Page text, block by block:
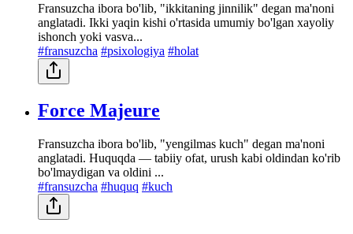
Fransuzcha ibora bo'lib, "ikkitaning jinnilik" degan ma'noni
anglatadi. Ikki yaqin kishi o'rtasida umumiy bo'lgan xayoliy
ishonch yoki vasva...
#fransuzcha #psixologiya #holat
Force Majeure
Fransuzcha ibora bo'lib, "yengilmas kuch" degan ma'noni
anglatadi. Huquqda — tabiiy ofat, urush kabi oldindan ko'rib
bo'lmaydigan va oldini ...
#fransuzcha #huquq #kuch